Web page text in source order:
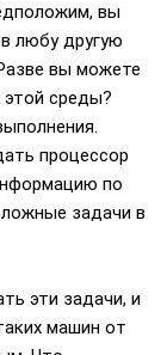
вы
любу другую
вы можете
этой среды?
процессор
по
задачи в
эти задачи, и
машин от